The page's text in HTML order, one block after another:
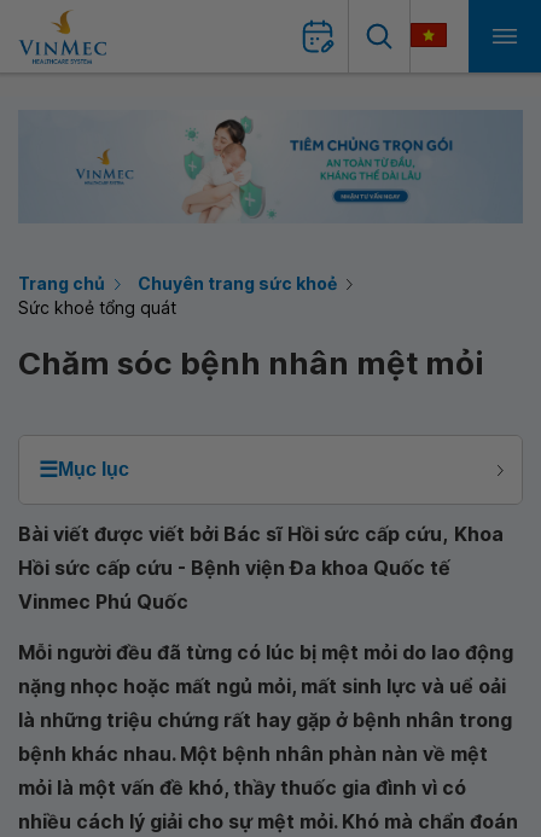
Trang chủ
Chuyên trang sức khoẻ
Sức khoẻ tổng quát
Chăm sóc bệnh nhân mệt mỏi
☰Mục lục
Bài viết được viết bởi Bác sĩ Hồi sức cấp cứu, Khoa
Hồi sức cấp cứu - Bệnh viện Đa khoa Quốc tế
Vinmec Phú Quốc
Mỗi người đều đã từng có lúc bị mệt mỏi do lao động
nặng nhọc hoặc mất ngủ mỏi, mất sinh lực và uể oải
là những triệu chứng rất hay gặp ở bệnh nhân trong
bệnh khác nhau. Một bệnh nhân phàn nàn về mệt
mỏi là một vấn đề khó, thầy thuốc gia đình vì có
nhiều cách lý giải cho sự mệt mỏi. Khó mà chẩn đoán